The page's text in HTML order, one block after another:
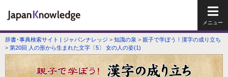
辞書･事典検索サイト | ジャパンナレッジ > 知識の泉 > 親子で学ぼう！漢字の成り立ち
> 第20回 人の形から生まれた文字〔5〕 女の人の姿(1)